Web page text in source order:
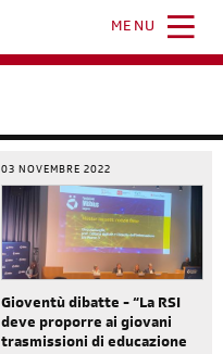
MENU
03 NOVEMBRE 2022
Gioventù dibatte - “La RSI
deve proporre ai giovani
trasmissioni di educazione